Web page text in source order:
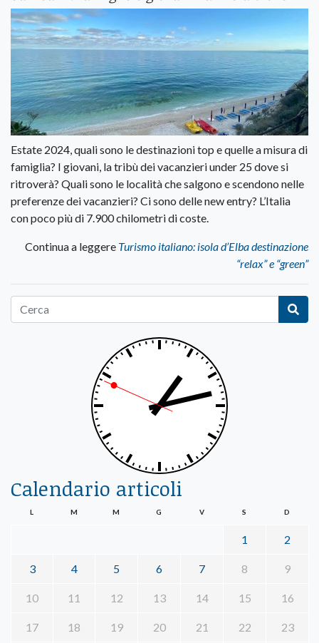
Estate 2024, quali sono le destinazioni top e quelle a misura di
famiglia? I giovani, la tribù dei vacanzieri under 25 dove si
ritroverà? Quali sono le località che salgono e scendono nelle
preferenze dei vacanzieri? Ci sono delle new entry? L’Italia
con poco più di 7.900 chilometri di coste.
Continua a leggere Turismo italiano: isola d’Elba destinazione
“relax” e “green”
Calendario articoli
L M M G V S D
1 2
3 4 5 6 7 8 9
10 11 12 13 14 15 16
17 18 19 20 21 22 23